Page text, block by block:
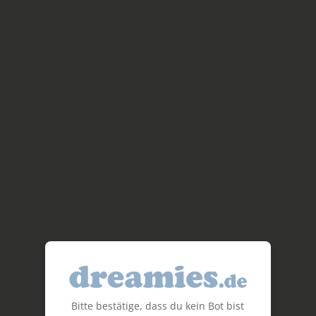
Bitte bestätige, dass du kein Bot bist